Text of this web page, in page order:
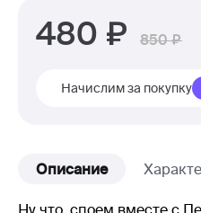
480 850
Начислим за покупку
Описание
Ну что, споем вместе с